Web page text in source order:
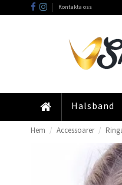
Kontakta oss
Halsband
Hem Accessoarer